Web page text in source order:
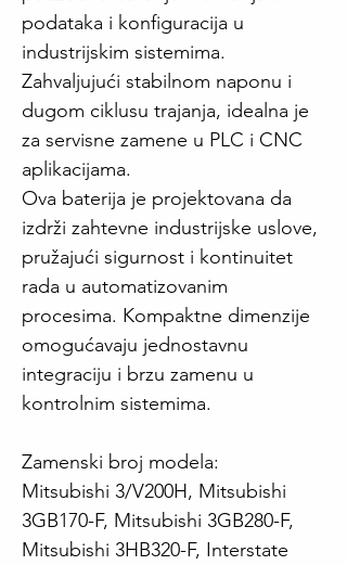
podataka i konfiguracija u
industrijskim sistemima.
Zahvaljujući stabilnom naponu i
dugom ciklusu trajanja, idealna je
za servisne zamene u PLC i CNC
aplikacijama.
Ova baterija je projektovana da
izdrži zahtevne industrijske uslove,
pružajući sigurnost i kontinuitet
rada u automatizovanim
procesima. Kompaktne dimenzije
omogućavaju jednostavnu
integraciju i brzu zamenu u
kontrolnim sistemima.
Zamenski broj modela:
Mitsubishi 3/V200H, Mitsubishi
3GB170-F, Mitsubishi 3GB280-F,
Mitsubishi 3HB320-F, Interstate